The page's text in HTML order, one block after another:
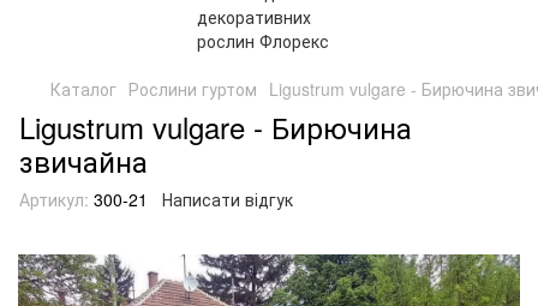
Каталог Рослини гуртом Ligustrum vulgare - Бирючина
Ligustrum vulgare - Бирючина
звичайна
Артикул: 300-21 Написати відгук